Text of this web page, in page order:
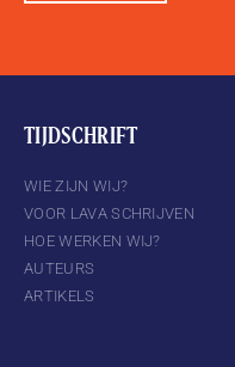
TIJDSCHRIFT
WIE ZIJN WIJ?
VOOR LAVA SCHRIJVEN
HOE WERKEN WIJ?
AUTEURS
ARTIKELS